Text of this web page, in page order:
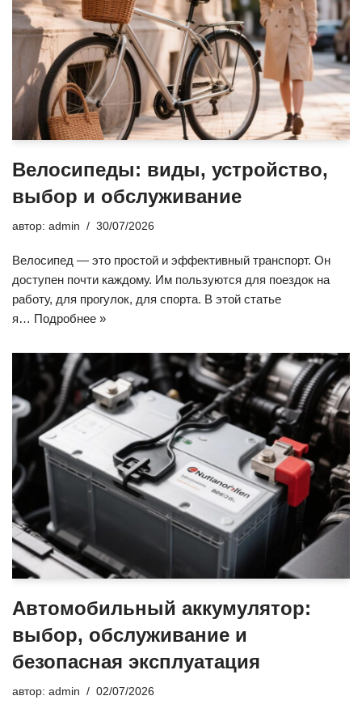
Велосипеды: виды, устройство,
выбор и обслуживание
автор: admin 30/07/2026
Велосипед — это простой и эффективный транспорт. Он
доступен почти каждому. Им пользуются для поездок на
работу, для прогулок, для спорта. В этой статье
я… Подробнее »
Автомобильный аккумулятор:
выбор, обслуживание и
безопасная эксплуатация
автор: admin 02/07/2026